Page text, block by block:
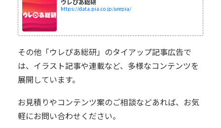
https://data.pia.co.jp/urepia/
その他「ウレぴあ総研」のタイアップ記事広告で
は、イラスト記事や連載など、多様なコンテンツを
展開しています。
お見積りやコンテンツ案のご相談などあれば、お気
軽にお問い合わせください。